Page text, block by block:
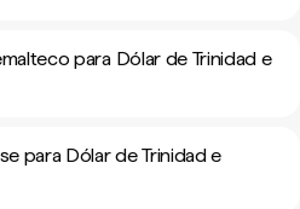
para Dólar de Trinidad e
para Dólar de Trinidad e